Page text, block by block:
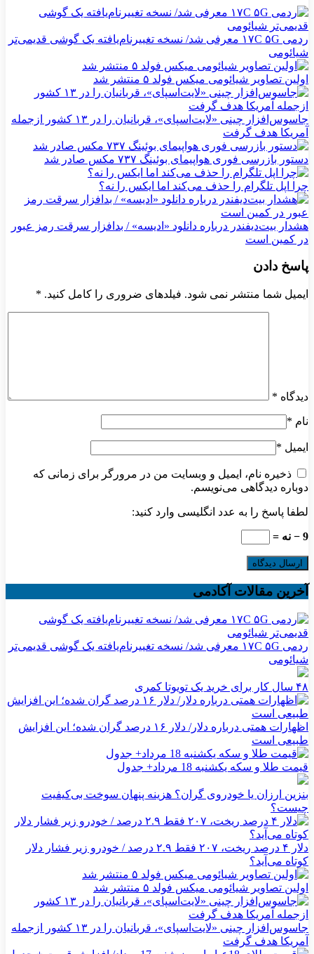
ردمی ۱۷C ۵G معرفی شد/ نسخه تغییرنام‌یافته یک گوشی قدیمی‌تر
شیائومی
اولین تصاویر شیائومی میکس فولد ۵ منتشر شد
جاسوس‌افزار چینی «لایت‌اسپای»، قربانیان را در ۱۳ کشور ازجمله
آمریکا هدف گرفت
دستور بازرسی فوری هواپیمای بوئینگ ۷۳۷ مکس صادر شد
چرا اپل تلگرام را حذف می‌کند اما ایکس را نه؟
هشدار بیت‌دیفندر درباره دانلود «ادیسه» / بدافزار سرقت رمز عبور
در کمین است
پاسخ دادن
ایمیل شما منتشر نمی شود. فیلدهای ضروری را کامل کنید. *
دیدگاه *
نام *
ایمیل *
ذخیره نام، ایمیل و وبسایت من در مرورگر برای زمانی که
دوباره دیدگاهی می‌نویسم.
لطفا پاسخ را به عدد انگلیسی وارد کنید:
9 − نه =
آخرین مقالات آکادمی
ردمی ۱۷C ۵G معرفی شد/ نسخه تغییرنام‌یافته یک گوشی قدیمی‌تر
شیائومی
۴۸ سال کار برای خرید یک تویوتا کمری
اظهارات همتی درباره دلار/ دلار ۱۶ درصد گران شده؛ این افزایش
طبیعی است
قیمت طلا و سکه یکشنبه 18 مرداد+ جدول
بنزین ارزان یا خودروی گران؟ هزینه پنهان سوخت بی‌کیفیت
چیست؟
دلار ۴ درصد ریخت، ۲۰۷ فقط ۲.۹ درصد / خودرو زیر فشار دلار
کوتاه می‌آید؟
اولین تصاویر شیائومی میکس فولد ۵ منتشر شد
جاسوس‌افزار چینی «لایت‌اسپای»، قربانیان را در ۱۳ کشور ازجمله
آمریکا هدف گرفت